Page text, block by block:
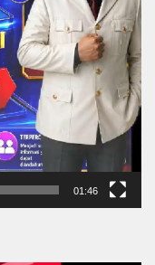
01:46